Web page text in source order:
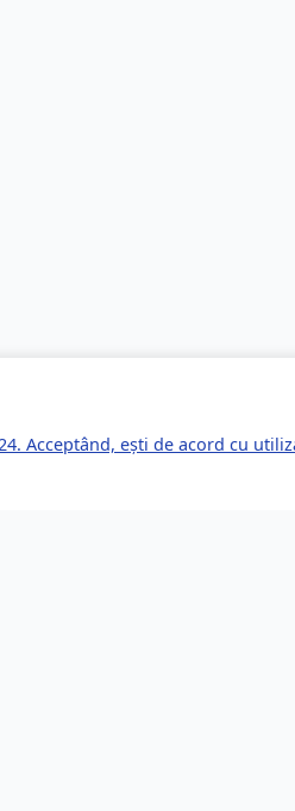
Acceptând, ești de acord cu